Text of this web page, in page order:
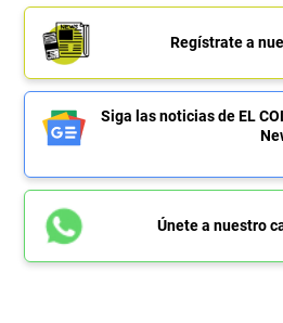
Regístrate a
Siga las noticias de EL
Únete a nuestro